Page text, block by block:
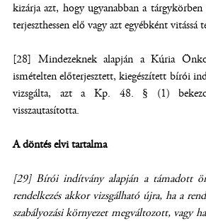
kizárja azt, hogy ugyanabban a
terjeszthessen elő vagy azt egyébként vitássá
[28] Mindezeknek alapján a Kúria
ismételten előterjesztett, kiegészített bírói
vizsgálta, azt a Kp. 48. § (1)
visszautasította.
A döntés elvi tartalma
[29] Bírói indítvány alapján a támadott
rendelkezés akkor vizsgálható újra, ha a
szabályozási környezet megváltozott, vagy